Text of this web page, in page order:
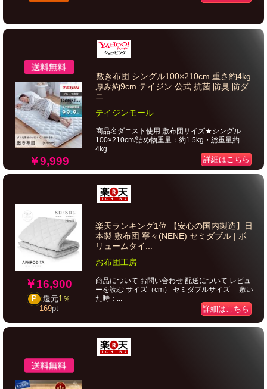
￥9,999
敷き布団 シングル100×210cm 重さ約4kg
厚み約9cm テイジン 公式 抗菌 防臭 防ダ
ニ...
テイジンモール
商品名ダニスト使用 敷布団サイズ★シングル
100×210cm/詰め物重量：約1.5kg・総重量約
4kg...
詳細はこちら
￥16,900
P 還元1％
169pt
楽天ランキング1位 【安心の国内製造】日
本製 敷布団 寧々(NENE) セミダブル | ボ
リュームタイ...
お布団工房
商品について お問い合わせ 配送について レビュ
ーを読む サイズ（cm） セミダブルサイズ 敷い
た時：...
詳細はこちら